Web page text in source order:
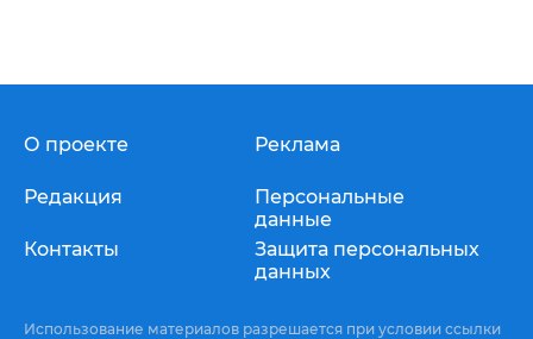
О проекте
Редакция
Контакты
Реклама
Персональные
данные
Защита персональных
данных
Использование материалов разрешается при условии ссылки